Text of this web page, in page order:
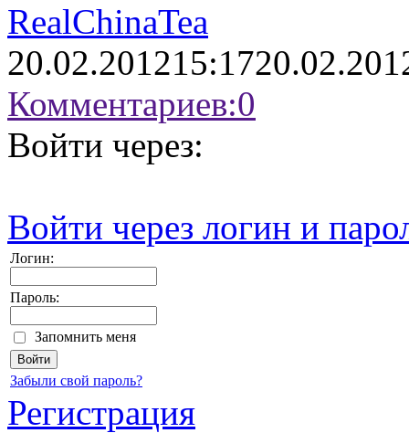
RealChinaTea
20.02.201215:17
Комментариев:0
Войти через:
Войти через логин и
Логин:
Пароль:
Запомнить меня
Забыли свой пароль?
Регистрация